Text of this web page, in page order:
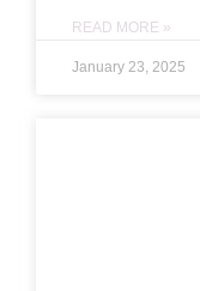
READ MORE »
January 23, 2025